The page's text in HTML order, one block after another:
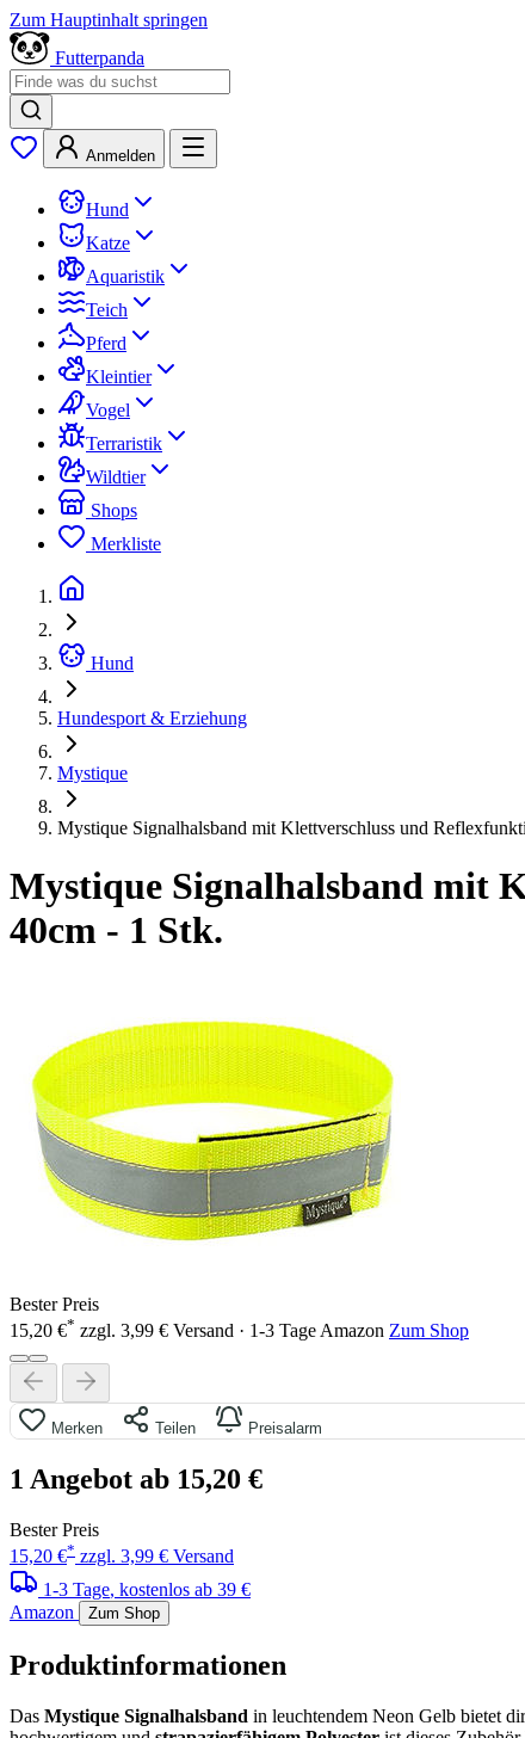
Zum Hauptinhalt springen
Futterpanda
Anmelden
Hund
Katze
Aquaristik
Teich
Pferd
Kleintier
Vogel
Terraristik
Wildtier
Shops
Merkliste
Hund
Hundesport & Erziehung
Mystique
Mystique Signalhalsband mit Klettverschluss und
Mystique Signalhalsband mit
40cm - 1 Stk.
Bester Preis
15,20 €* zzgl. 3,99 € Versand · 1-3 Tage Amazon Zum Shop
Merken Teilen Preisalarm
1 Angebot ab 15,20 €
Bester Preis
15,20 €* zzgl. 3,99 € Versand
1-3 Tage, kostenlos ab 39 €
Amazon
Zum Shop
Produktinformationen
Das Mystique Signalhalsband in leuchtendem Neon Gelb bietet